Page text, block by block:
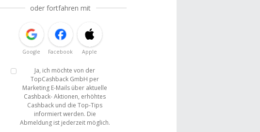
oder fortfahren mit
Google Facebook Apple
Ja, ich möchte von der
TopCashback GmbH per
Marketing E-Mails über aktuelle
Cashback- Aktionen, erhöhtes
Cashback und die Top-Tips
informiert werden. Die
Abmeldung ist jederzeit möglich.